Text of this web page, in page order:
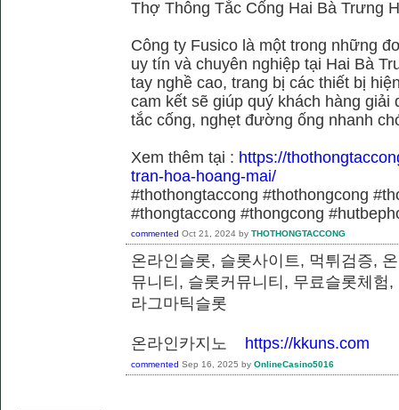
Thợ Thông Tắc Cống Hai Bà Trưng
Công ty Fusico là một trong những
uy tín và chuyên nghiệp tại Hai Bà
tay nghề cao, trang bị các thiết bị
cam kết sẽ giúp quý khách hàng
tắc cống, nghẹt đường ống nhanh
Xem thêm tại : https://
tran-hoa-hoang-mai/
#thothongtaccong #thothongcong
#thongtaccong #thongcong
commented Oct 21, 2024 by THOTHONGTACCONG
온라인슬롯, 슬롯사이트, 먹튀검증,
뮤니티, 슬롯커뮤니티, 무료슬롯체험
라그마틱슬롯
온라인카지노 https://kkuns.com
commented Sep 16, 2025 by OnlineCasino5016